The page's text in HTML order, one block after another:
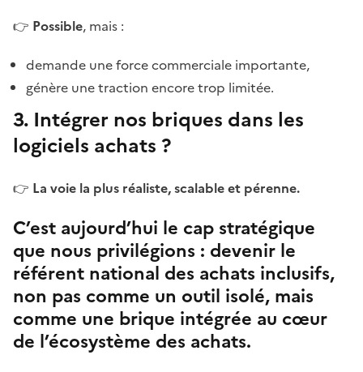
👉 Possible, mais :
demande une force commerciale importante,
génère une traction encore trop limitée.
3. Intégrer nos briques dans les
logiciels achats ?
👉 La voie la plus réaliste, scalable et pérenne.
C’est aujourd’hui le cap stratégique
que nous privilégions : devenir le
référent national des achats inclusifs,
non pas comme un outil isolé, mais
comme une brique intégrée au cœur
de l’écosystème des achats.